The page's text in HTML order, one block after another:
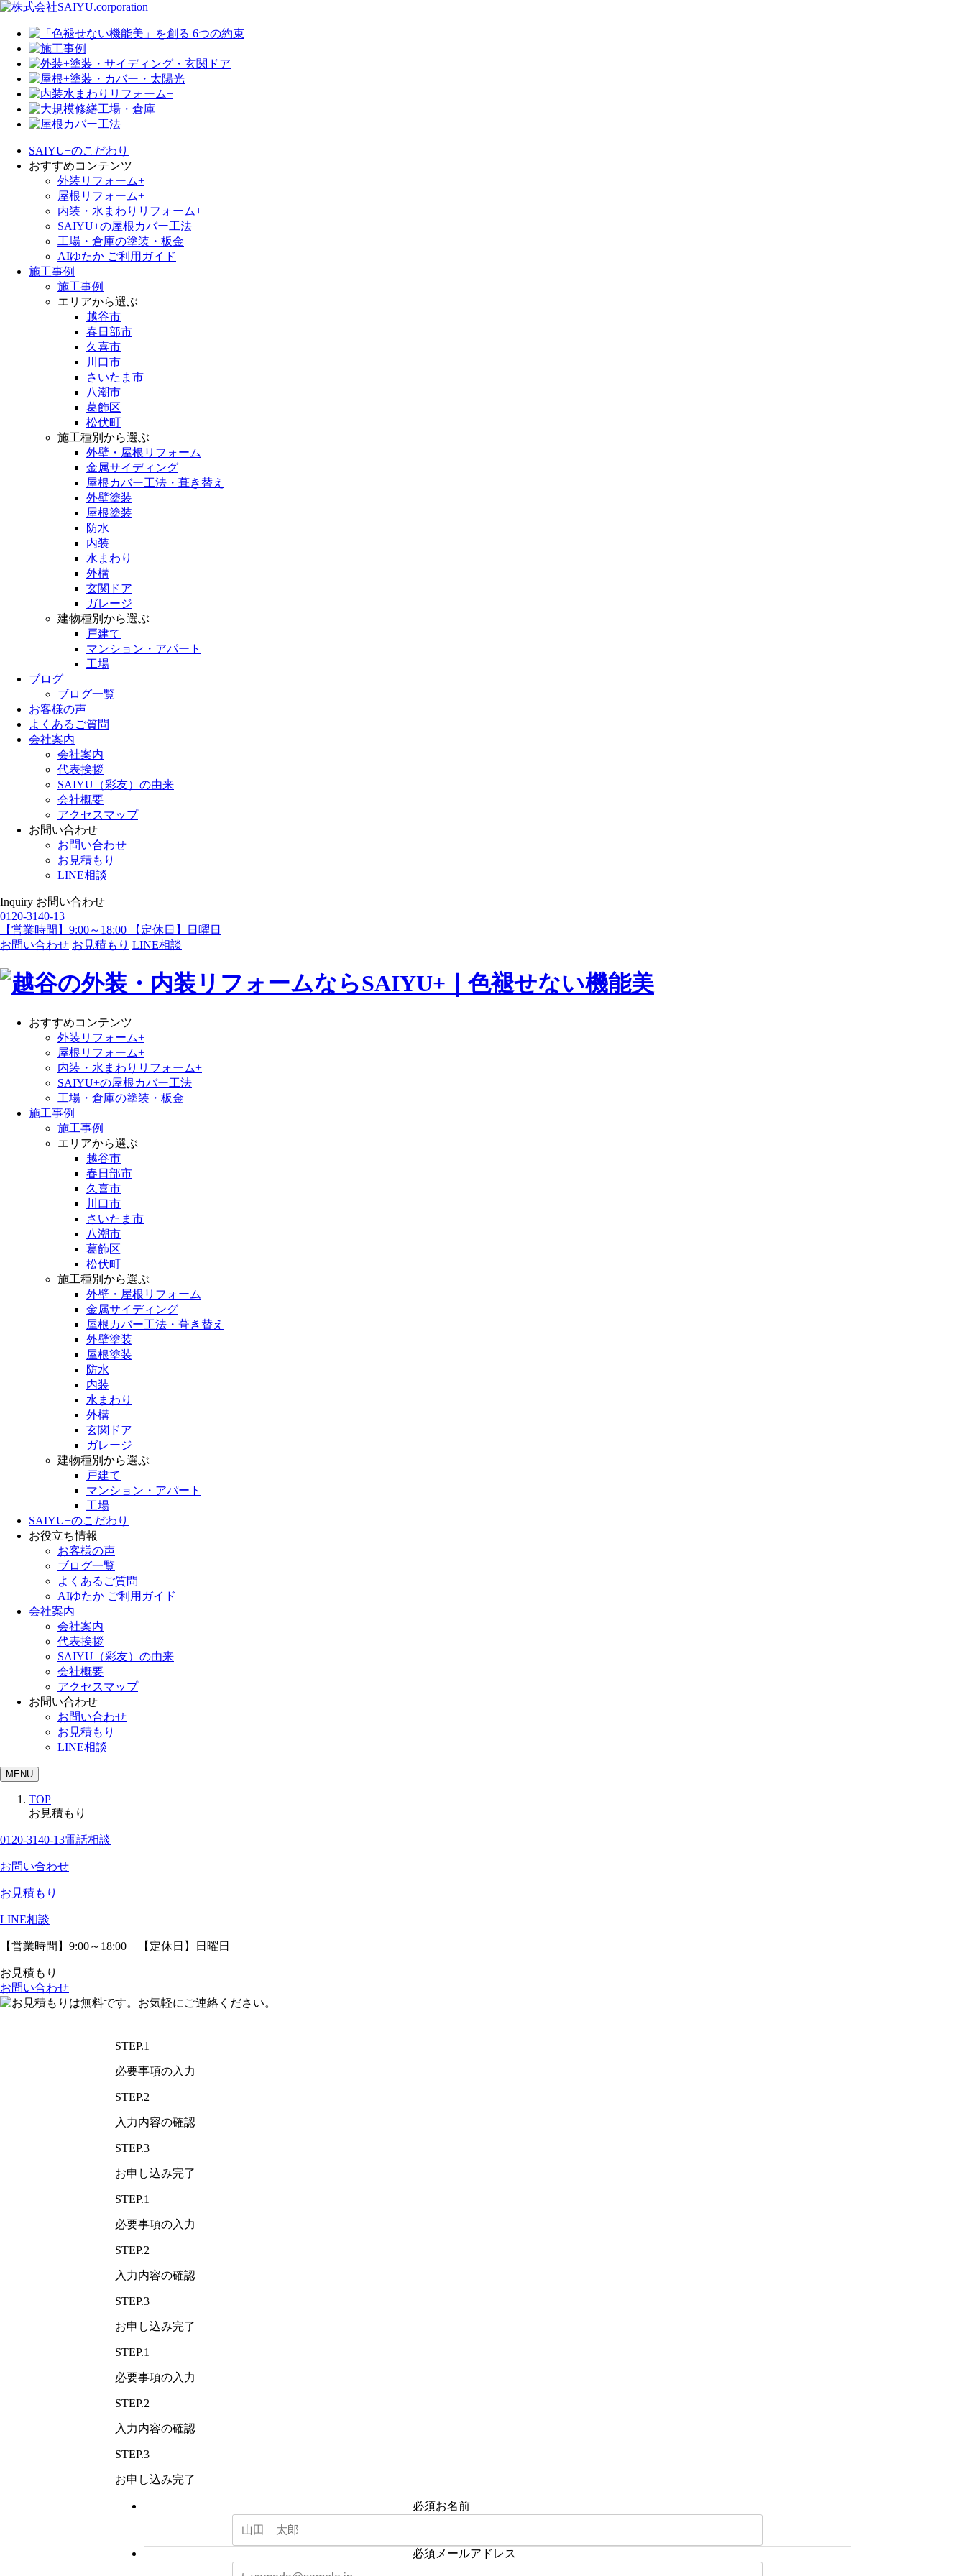
SAIYU+のこだわり
おすすめコンテンツ
外装リフォーム+
屋根リフォーム+
内装・水まわりリフォーム+
SAIYU+の屋根カバー工法
工場・倉庫の塗装・板金
AIゆたか ご利用ガイド
施工事例
施工事例
エリアから選ぶ
越谷市
春日部市
久喜市
川口市
さいたま市
八潮市
葛飾区
松伏町
施工種別から選ぶ
外壁・屋根リフォーム
金属サイディング
屋根カバー工法・葺き替え
外壁塗装
屋根塗装
防水
内装
水まわり
外構
玄関ドア
ガレージ
建物種別から選ぶ
戸建て
マンション・アパート
工場
ブログ
ブログ一覧
お客様の声
よくあるご質問
会社案内
会社案内
代表挨拶
SAIYU（彩友）の由来
会社概要
アクセスマップ
お問い合わせ
お問い合わせ
お見積もり
LINE相談
Inquiry お問い合わせ
0120-3140-13
【営業時間】9:00～18:00 【定休日】日曜日
お問い合わせ お見積もり LINE相談
おすすめコンテンツ
外装リフォーム+
屋根リフォーム+
内装・水まわりリフォーム+
SAIYU+の屋根カバー工法
工場・倉庫の塗装・板金
施工事例
施工事例
エリアから選ぶ
越谷市
春日部市
久喜市
川口市
さいたま市
八潮市
葛飾区
松伏町
施工種別から選ぶ
外壁・屋根リフォーム
金属サイディング
屋根カバー工法・葺き替え
外壁塗装
屋根塗装
防水
内装
水まわり
外構
玄関ドア
ガレージ
建物種別から選ぶ
戸建て
マンション・アパート
工場
SAIYU+のこだわり
お役立ち情報
お客様の声
ブログ一覧
よくあるご質問
AIゆたか ご利用ガイド
会社案内
会社案内
代表挨拶
SAIYU（彩友）の由来
会社概要
アクセスマップ
お問い合わせ
お問い合わせ
お見積もり
LINE相談
MENU
TOP
お見積もり
0120-3140-13電話相談
お問い合わせ
お見積もり
LINE相談
【営業時間】9:00～18:00 【定休日】日曜日
お見積もり
お問い合わせ
STEP.1
必要事項の入力
STEP.2
入力内容の確認
STEP.3
お申し込み完了
STEP.1
必要事項の入力
STEP.2
入力内容の確認
STEP.3
お申し込み完了
STEP.1
必要事項の入力
STEP.2
入力内容の確認
STEP.3
お申し込み完了
必須お名前
必須 メールアドレス